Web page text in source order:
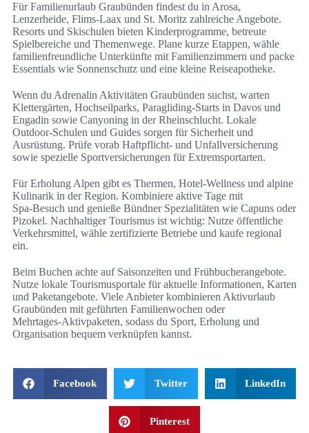
Für Familienurlaub Graubünden findest du in Arosa,
Lenzerheide, Flims‑Laax und St. Moritz zahlreiche Angebote.
Resorts und Skischulen bieten Kinderprogramme, betreute
Spielbereiche und Themenwege. Plane kurze Etappen, wähle
familienfreundliche Unterkünfte mit Familienzimmern und packe
Essentials wie Sonnenschutz und eine kleine Reiseapotheke.
Wenn du Adrenalin Aktivitäten Graubünden suchst, warten
Klettergärten, Hochseilparks, Paragliding‑Starts in Davos und
Engadin sowie Canyoning in der Rheinschlucht. Lokale
Outdoor‑Schulen und Guides sorgen für Sicherheit und
Ausrüstung. Prüfe vorab Haftpflicht‑ und Unfallversicherung
sowie spezielle Sportversicherungen für Extremsportarten.
Für Erholung Alpen gibt es Thermen, Hotel‑Wellness und alpine
Kulinarik in der Region. Kombiniere aktive Tage mit
Spa‑Besuch und genieße Bündner Spezialitäten wie Capuns oder
Pizokel. Nachhaltiger Tourismus ist wichtig: Nutze öffentliche
Verkehrsmittel, wähle zertifizierte Betriebe und kaufe regional
ein.
Beim Buchen achte auf Saisonzeiten und Frühbucherangebote.
Nutze lokale Tourismusportale für aktuelle Informationen, Karten
und Paketangebote. Viele Anbieter kombinieren Aktivurlaub
Graubünden mit geführten Familienwochen oder
Mehrtages‑Aktivpaketen, sodass du Sport, Erholung und
Organisation bequem verknüpfen kannst.
Facebook Twitter LinkedIn
Pinterest